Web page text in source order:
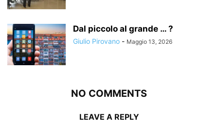
Dal piccolo al grande … ?
Giulio Pirovano - Maggio 13, 2026
NO COMMENTS
LEAVE A REPLY